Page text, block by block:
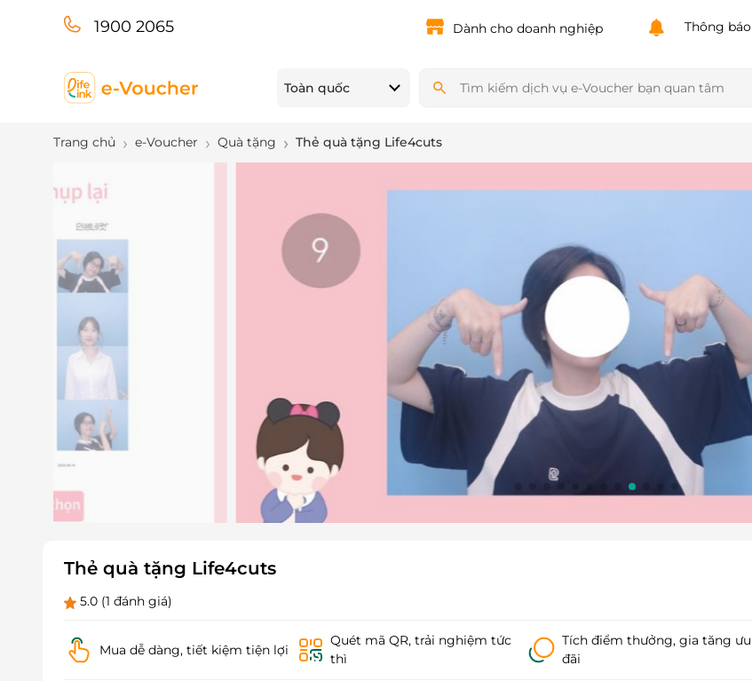
1900 2065 Dành cho doanh nghiệp Thông báo
Toàn quốc
Trang chủ e-Voucher Quà tặng Thẻ quà tặng Life4cuts
Thẻ quà tặng Life4cuts
5.0 (1 đánh giá)
Mua dễ dàng, tiết kiệm tiện lợi
Quét mã QR, trải nghiệm tức
thì
Tích điểm thưởng, gia tăng ưu
đãi